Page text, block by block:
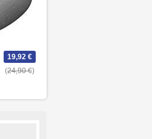
24,90 €
19,92 €